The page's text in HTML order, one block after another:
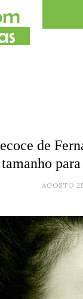
de
tamanho
AGOSTO